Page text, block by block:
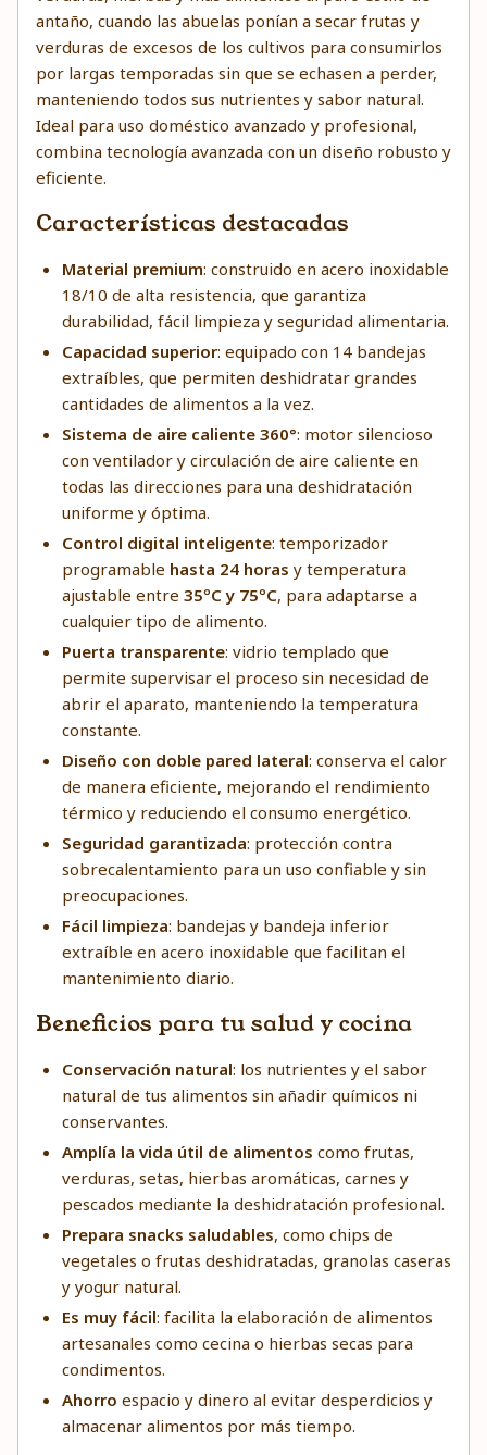
antaño, cuando las abuelas ponían a secar frutas y
verduras de excesos de los cultivos para consumirlos
por largas temporadas sin que se echasen a perder,
manteniendo todos sus nutrientes y sabor natural.
Ideal para uso doméstico avanzado y profesional,
combina tecnología avanzada con un diseño robusto y
eficiente.
Características destacadas
Material premium: construido en acero inoxidable
18/10 de alta resistencia, que garantiza
durabilidad, fácil limpieza y seguridad alimentaria.
Capacidad superior: equipado con 14 bandejas
extraíbles, que permiten deshidratar grandes
cantidades de alimentos a la vez.
Sistema de aire caliente 360°: motor silencioso
con ventilador y circulación de aire caliente en
todas las direcciones para una deshidratación
uniforme y óptima.
Control digital inteligente: temporizador
programable hasta 24 horas y temperatura
ajustable entre 35ºC y 75ºC, para adaptarse a
cualquier tipo de alimento.
Puerta transparente: vidrio templado que
permite supervisar el proceso sin necesidad de
abrir el aparato, manteniendo la temperatura
constante.
Diseño con doble pared lateral: conserva el calor
de manera eficiente, mejorando el rendimiento
térmico y reduciendo el consumo energético.
Seguridad garantizada: protección contra
sobrecalentamiento para un uso confiable y sin
preocupaciones.
Fácil limpieza: bandejas y bandeja inferior
extraíble en acero inoxidable que facilitan el
mantenimiento diario.
Beneficios para tu salud y cocina
Conservación natural: los nutrientes y el sabor
natural de tus alimentos sin añadir químicos ni
conservantes.
Amplía la vida útil de alimentos como frutas,
verduras, setas, hierbas aromáticas, carnes y
pescados mediante la deshidratación profesional.
Prepara snacks saludables, como chips de
vegetales o frutas deshidratadas, granolas caseras
y yogur natural.
Es muy fácil: facilita la elaboración de alimentos
artesanales como cecina o hierbas secas para
condimentos.
Ahorro espacio y dinero al evitar desperdicios y
almacenar alimentos por más tiempo.